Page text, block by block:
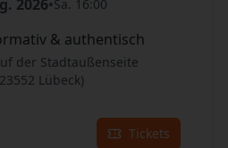
2026•Sa. 16:00
& authentisch
der Stadtaußenseite
Lübeck)
Tickets